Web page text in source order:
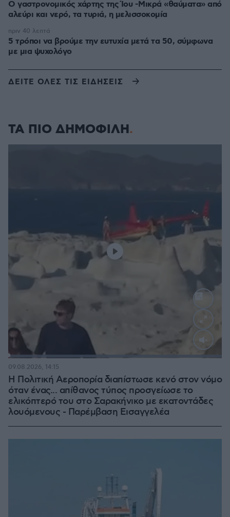
Ο γαστρονομικός χάρτης της Ίου -Μικρά «θαύματα» από
αλεύρι και νερό, τα τυριά, η μελισσοκομία
5 τρόποι να βρούμε την ευτυχία μετά τα 50, σύμφωνα
με μια ψυχολόγο
πριν 40 λεπτά
ΔΕΙΤΕ ΟΛΕΣ ΤΙΣ ΕΙΔΗΣΕΙΣ
ΤΑ ΠΙΟ ΔΗΜΟΦΙΛΗ
:
Η Πολιτική Αεροπορία διαπίστωσε κενό στον νόμο
όταν ένας... απίθανος τύπος προσγείωσε το
ελικόπτερό του στο Σαρακήνικο με εκατοντάδες
λουόμενους - Παρέμβαση Εισαγγελέα
09.08.2026, 14:15